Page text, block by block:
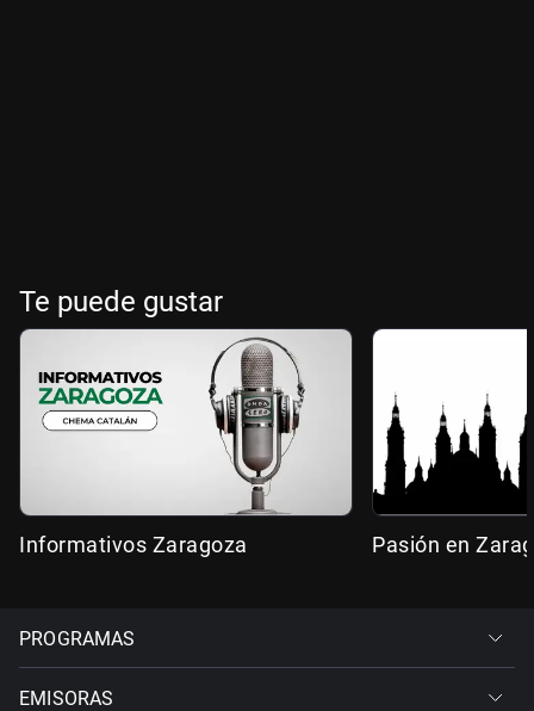
Te puede gustar
Informativos Zaragoza Pasión en
PROGRAMAS
EMISORAS